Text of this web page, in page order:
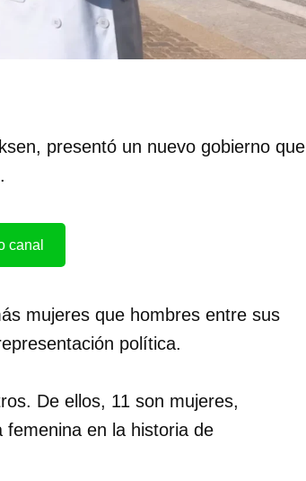
presentó un nuevo gobierno que
canal
mujeres que hombres entre sus
política.
De ellos, 11 son mujeres,
en la historia de